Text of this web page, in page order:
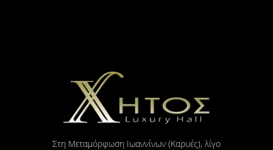
Στη Μεταμόρφωση Ιωαννίνων (Καρυές), λίγο